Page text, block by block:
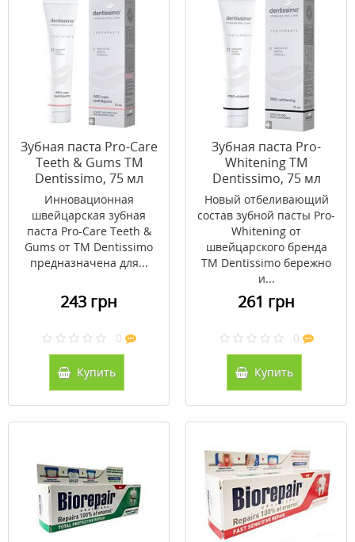
Зубная паста Pro-Care
Teeth & Gums ТМ
Dentissimo, 75 мл
Инновационная
швейцарская зубная
паста Pro-Care Teeth &
Gums от ТМ Dentissimo
предназначена для...
243 грн
0
Купить
Зубная паста Pro-
Whitening ТМ
Dentissimo, 75 мл
Новый отбеливающий
состав зубной пасты Pro-
Whitening от
швейцарского бренда
ТМ Dentissimo бережно
и...
261 грн
0
Купить